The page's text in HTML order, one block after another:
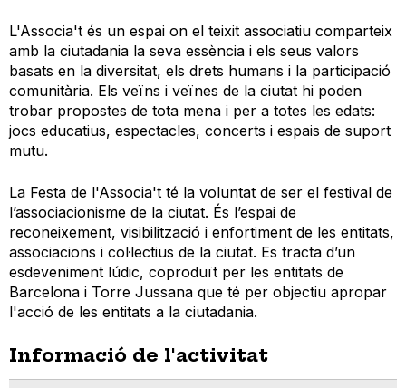
L'Associa't és un espai on el teixit associatiu comparteix
amb la ciutadania la seva essència i els seus valors
basats en la diversitat, els drets humans i la participació
comunitària. Els veïns i veïnes de la ciutat hi poden
trobar propostes de tota mena i per a totes les edats:
jocs educatius, espectacles, concerts i espais de suport
mutu.
La Festa de l'Associa't té la voluntat de ser el festival de
l’associacionisme de la ciutat. És l’espai de
reconeixement, visibilització i enfortiment de les entitats,
associacions i col·lectius de la ciutat. Es tracta d’un
esdeveniment lúdic, coproduït per les entitats de
Barcelona i Torre Jussana que té per objectiu apropar
l'acció de les entitats a la ciutadania.
Informació de l'activitat